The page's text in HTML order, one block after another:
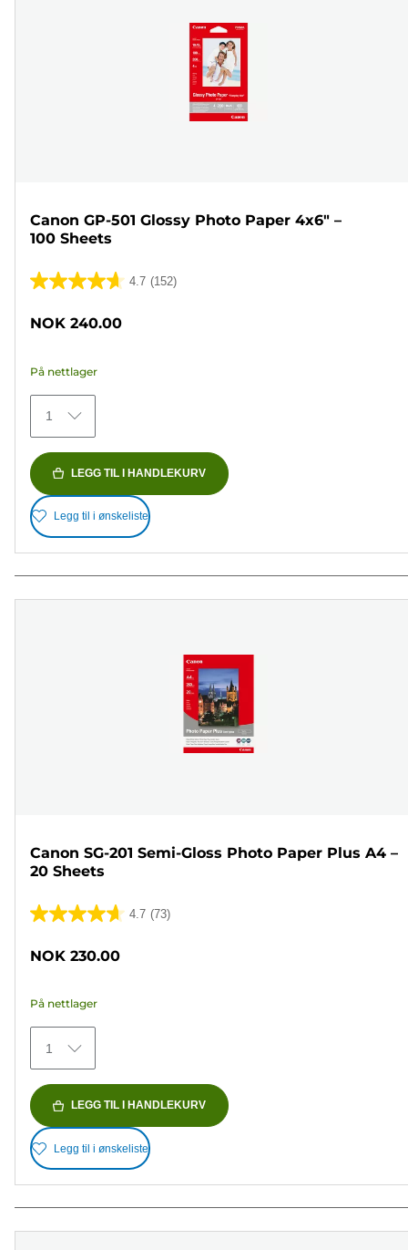
Canon GP-501 Glossy Photo Paper 4x6" –
100 Sheets
4.7 (152)
4.7
152
omtaler
NOK 240.00
På nettlager
1
LEGG TIL I HANDLEKURV
Legg til i ønskeliste
Canon SG-201 Semi-Gloss Photo Paper Plus A4 –
20 Sheets
4.7 (73)
4.7
5
73
omtaler
NOK 230.00
På nettlager
1
LEGG TIL I HANDLEKURV
Legg til i ønskeliste